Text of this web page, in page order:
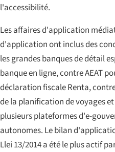
l'accessibilité.
Les affaires d'application
d'application ont inclus des
les grandes banques de détail
banque en ligne, contre AEAT
déclaration fiscaleRenta,
de la planification de voyages
plusieurs plateformes d'e-
autonomes. Le bilan
Llei 13/2014 a été le plus actif